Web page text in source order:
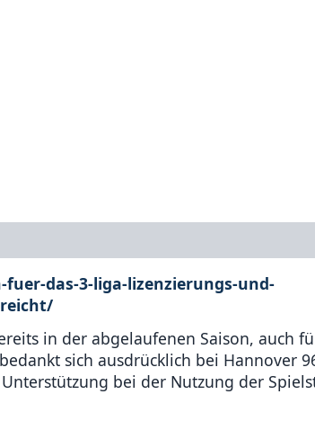
das-3-liga-lizenzierungs-und-
in der abgelaufenen Saison, auch
sich ausdrücklich bei Hannover
bei der Nutzung der